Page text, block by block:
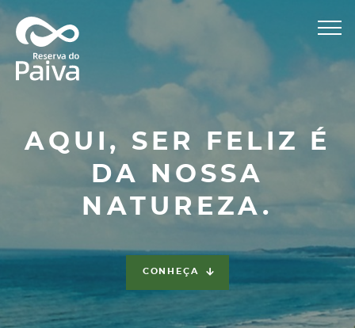
Associação
AQUI, SER FELIZ É
DA NOSSA
NATUREZA.
CONHEÇA